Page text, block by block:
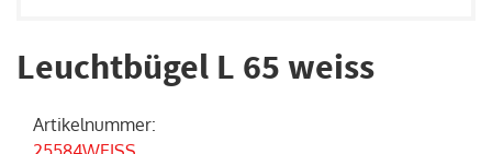
Leuchtbügel L 65 weiss
Artikelnummer: